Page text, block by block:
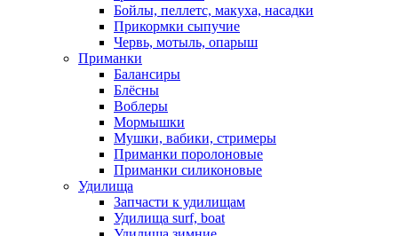
Бойлы, пеллетс, макуха, насадки
Прикормки сыпучие
Червь, мотыль, опарыш
Приманки
Балансиры
Блёсны
Воблеры
Мормышки
Мушки, вабики, стримеры
Приманки поролоновые
Приманки силиконовые
Удилища
Запчасти к удилищам
Удилища surf, boat